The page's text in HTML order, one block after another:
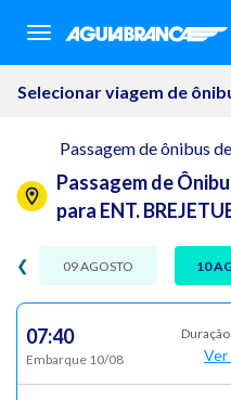
sr.header.toggle.navigation
Selecionar viagem de
Passagem de ônibus
Passagem de
para ENT.
❮ 09 AGOSTO 10
07:40
Embarque 10/08 Ver